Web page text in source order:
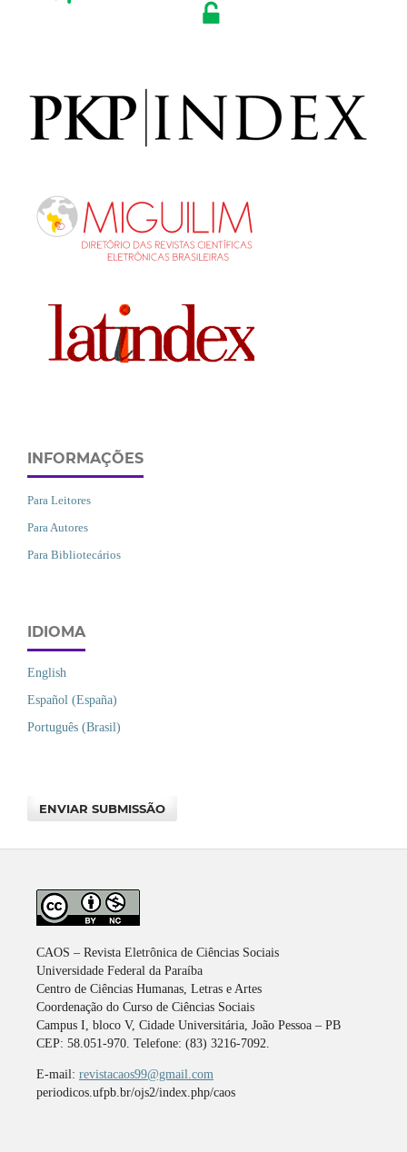
INFORMAÇÕES
Para Leitores
Para Autores
Para Bibliotecários
IDIOMA
English
Español (España)
Português (Brasil)
ENVIAR SUBMISSÃO
CAOS – Revista Eletrônica de Ciências Sociais
Universidade Federal da Paraíba
Centro de Ciências Humanas, Letras e Artes
Coordenação do Curso de Ciências Sociais
Campus I, bloco V, Cidade Universitária, João Pessoa – PB
CEP: 58.051-970. Telefone: (83) 3216-7092.
E-mail: revistacaos99@gmail.com
periodicos.ufpb.br/ojs2/index.php/caos